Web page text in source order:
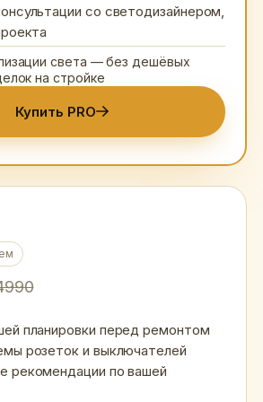
со светодизайнером,
света — без дешёвых
на стройке
Купить PRO
планировки перед ремонтом
розеток и выключателей
рекомендации по вашей